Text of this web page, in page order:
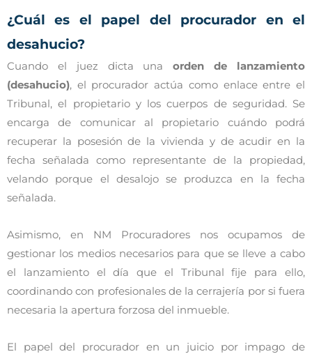
¿Cuál es el papel del procurador en el
desahucio?
Cuando el juez dicta unaorden de lanzamiento
(desahucio), el procurador actúa como enlace entre el
Tribunal, el propietario y los cuerpos de seguridad. Se
encarga de comunicar al propietario cuándo podrá
recuperar la posesión de la vivienda y de acudir en la
fecha señalada como representante de la propiedad,
velando porque el desalojo se produzca en la fecha
señalada.
Asimismo, en NM Procuradores nos ocupamos de
gestionar los medios necesarios para que se lleve a cabo
el lanzamiento el día que el Tribunal fije para ello,
coordinando con profesionales de la cerrajería por si fuera
necesaria la apertura forzosa del inmueble.
El papel del procurador en un juicio por impago de